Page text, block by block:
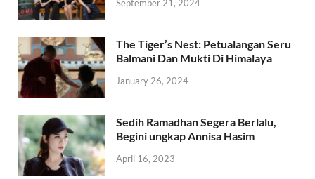
September 21, 2024
The Tiger’s Nest: Petualangan Seru
Balmani Dan Mukti Di Himalaya
January 26, 2024
Sedih Ramadhan Segera Berlalu,
Begini ungkap Annisa Hasim
April 16, 2023